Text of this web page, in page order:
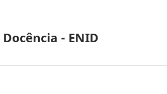
- ENID